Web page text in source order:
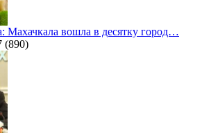
Махачкала вошла в десятку город…
(890)